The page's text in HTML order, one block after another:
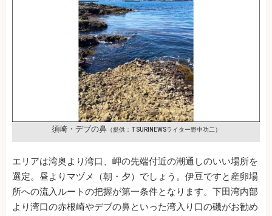
須崎・デブの鼻（提供：TSURINEWSライター野中功二）
エリアは湾奥より湾口、岬の先端付近の潮通しのいい場所を
選定。昼よりマヅメ（朝・夕）でしょう。伊豆ですと産卵場
所への流入ルートの把握が第一条件となります。下田湾内部
より湾口の赤根崎やデブの鼻といった湾入り口の磯がお勧め